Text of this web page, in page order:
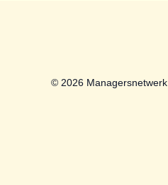
© 2026 Managersnetwerk